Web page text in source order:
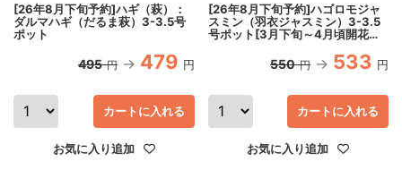
[26年8月下旬予約]ハギ（萩）：
ダルマハギ（だるま萩）3-3.5号
ポット
495 円 479 円
お気に入り追加
カートに入れる
[26年8月下旬予約]ハゴロモジャ
スミン（羽衣ジャスミン）3-3.5
号ポット[3月下旬～4月頃開花
550 円 533 円
お気に入り追加
カートに入れる